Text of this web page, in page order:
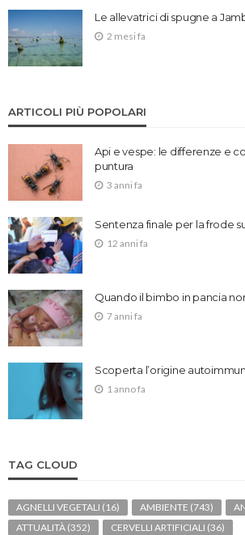
Le allevatrici di spugne a
2 mesi fa
ARTICOLI PIÙ POPOLARI
Api e vespe: le differenze e
puntura
3 anni fa
Sentenza finale per la frode
12 anni fa
Quando il bimbo in pancia
7 anni fa
Scoperta l’origine
1 anno fa
TAG CLOUD
AGNELLI VEGETALI (16) AMBIENTE (743)
ATTUALITÀ (352) CERVELLI ARTIFICIALI (36)